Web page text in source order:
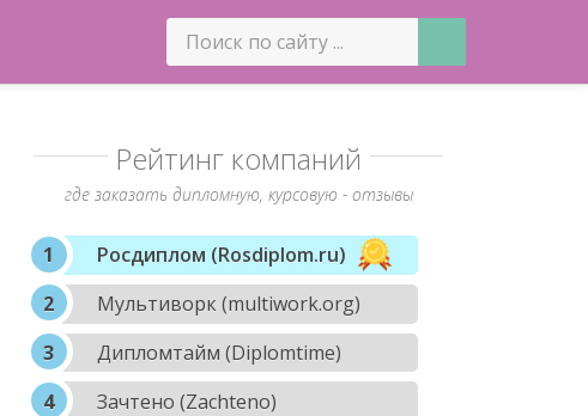
Рейтинг компаний
где заказать дипломную, курсовую - отзывы
Росдиплом (Rosdiplom.ru)
Мультиворк (multiwork.org)
Дипломтайм (Diplomtime)
Зачтено (Zachteno)